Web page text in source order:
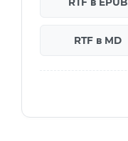
RTF в MD